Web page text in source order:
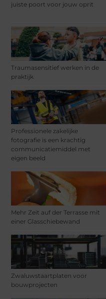
juiste poort voor jouw oprit
Traumasensitief werken in de
praktijk
Professionele zakelijke
fotografie is een krachtig
communicatiemiddel met
eigen beeld
Mehr Zeit auf der Terrasse mit
einer Glasschiebewand
Zwaluwstaartplaten voor
bouwprojecten